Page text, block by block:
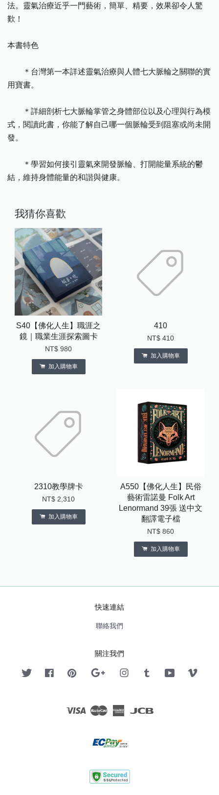
法。靈氣治療近乎一門藝術，簡單、精要，效果卻令人驚
歎！
本書特色
＊台灣第一本詳述靈氣治療與人體七大脈輪之關聯的實
用寶書。
＊詳細剖析七大脈輪掌管之身體部位以及心理與行為模
式，閱讀此書，你能了解自己哪一個脈輪受到阻塞或尚未開
發。
＊學習如何接引靈氣來開發脈輪、打開能量系統的鬱
結，維持身體能量的和諧與健康。
我猜你喜歡
S40【佛化人生】職涯之
鏡｜職業生涯探索圖卡
NT$ 980
加入購物車
410
NT$ 410
加入購物車
2310教學牌卡
NT$ 2,310
加入購物車
A550【佛化人生】民俗
藝術雷諾曼 Folk Art
Lenormand 39張 送中文
翻譯電子檔
NT$ 860
加入購物車
快速連結
聯絡我們
關注我們
Twitter FacebookPinterest Google InstagramTumblr YouTube
Visa Master American